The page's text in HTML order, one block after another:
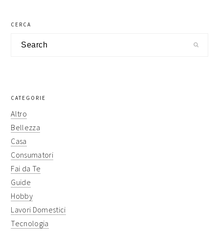
primary
sidebar
CERCA
Search
CATEGORIE
Altro
Bellezza
Casa
Consumatori
Fai da Te
Guide
Hobby
Lavori Domestici
Tecnologia